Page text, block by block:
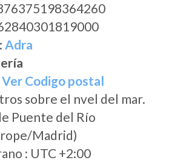
Adra
Ver Codigo postal
sobre el nvel del mar.
Puente del Río
Madrid)
: UTC +2:00